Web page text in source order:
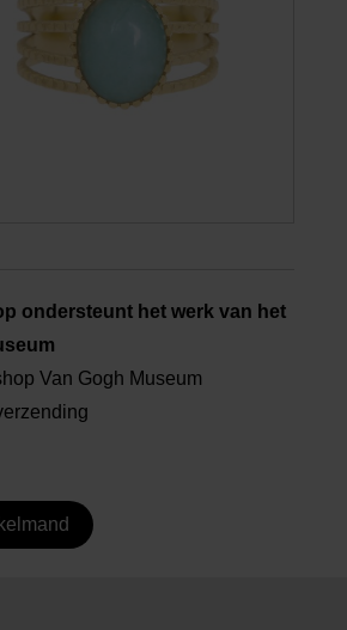
ondersteunt het werk van het
Van Gogh Museum